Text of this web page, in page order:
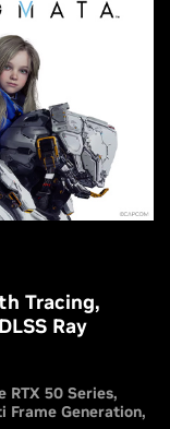
Tracing,
Ray
RTX 50 Series
Frame Generation